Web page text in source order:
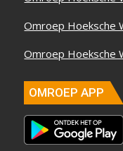
Omroep Hoeksche
Omroep Hoeksche
OMROEP APP